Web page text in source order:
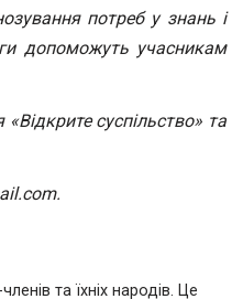
потреб у знань і
допоможуть учасникам
суспільство» та
.com.
та їхніх народів. Це